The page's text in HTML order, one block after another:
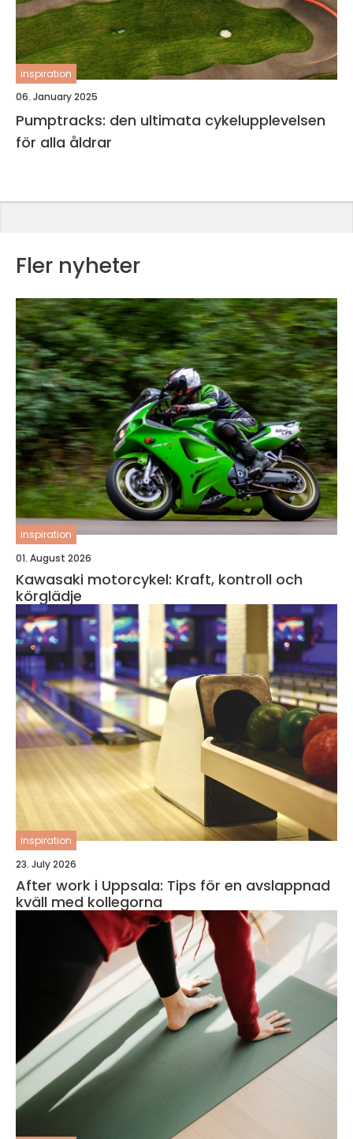
inspiration
06. January 2025
Pumptracks: den ultimata cykelupplevelsen
för alla åldrar
Fler nyheter
inspiration
01. August 2026
Kawasaki motorcykel: Kraft, kontroll och
körglädje
inspiration
23. July 2026
After work i Uppsala: Tips för en avslappnad
kväll med kollegorna